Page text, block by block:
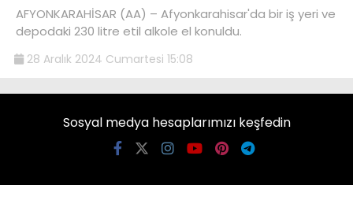
AFYONKARAHİSAR (AA) – Afyonkarahisar'da bir iş yeri ve
depodaki 230 litre etil alkole el konuldu.
28 Aralık 2024 Cumartesi 15:08
Sosyal medya hesaplarımızı keşfedin